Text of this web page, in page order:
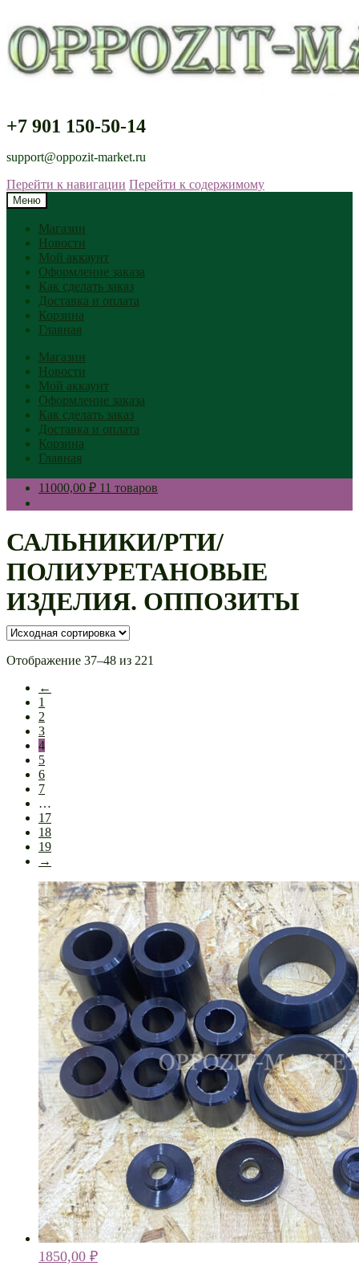
+7 901 150-50-14
support@oppozit-market.ru
Перейти к навигации Перейти к содержимому
Меню
Магазин
Новости
Мой аккаунт
Оформление заказа
Как сделать заказ
Доставка и оплата
Корзина
Главная
Магазин
Новости
Мой аккаунт
Оформление заказа
Как сделать заказ
Доставка и оплата
Корзина
Главная
11000,00 ₽ 11 товаров
САЛЬНИКИ/РТИ/
ПОЛИУРЕТАНОВЫЕ
ИЗДЕЛИЯ. ОППОЗИТЫ
Отображение 37–48 из 221
←
1
2
3
4
5
6
7
…
17
18
19
→
1850,00 ₽